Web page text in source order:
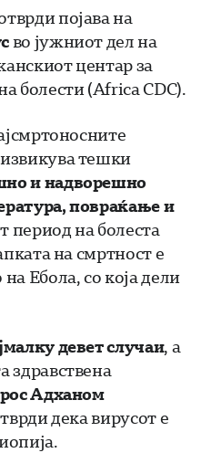
појава на
во јужниот дел на
центар за
болести (Africa CDC).
тешки
и надворешно
повраќање и
период на болеста
на смртност е
Ебола, со која дели
девет случаи, а
здравствена
Адханом
дека вирусот е